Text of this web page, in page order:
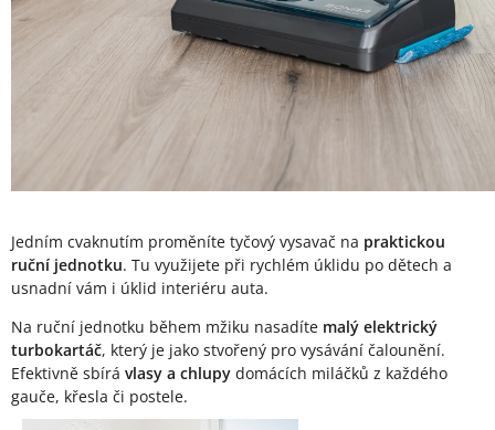
Jedním cvaknutím proměníte tyčový vysavač na praktickou
ruční jednotku. Tu využijete při rychlém úklidu po dětech a
usnadní vám i úklid interiéru auta.
Na ruční jednotku během mžiku nasadíte malý elektrický
turbokartáč, který je jako stvořený pro vysávání čalounění.
Efektivně sbírá vlasy a chlupy domácích miláčků z každého
gauče, křesla či postele.